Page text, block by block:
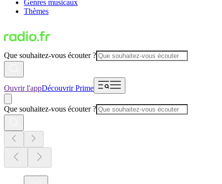
Genres musicaux
Thèmes
Que souhaitez-vous écouter ?
Ouvrir l'appDécouvrir Prime
Que souhaitez-vous écouter ?